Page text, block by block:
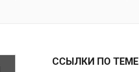
ССЫЛКИ ПО ТЕМЕ